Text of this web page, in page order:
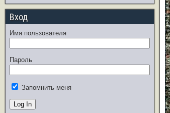
Вход
Имя пользователя
Пароль
Запомнить меня